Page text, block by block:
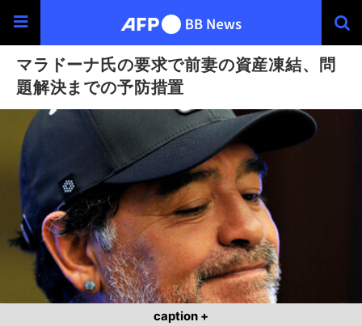
マラドーナ氏の要求で前妻の資産凍結、問
題解決までの予防措置
caption +